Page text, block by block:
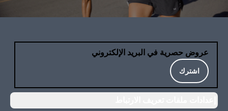
عروض حصرية في البريد الإلكتروني
اشترك